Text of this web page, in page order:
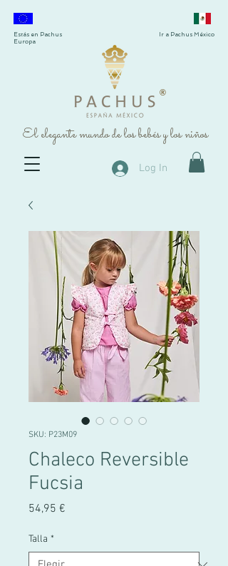
®
El elegante mundo de los bebés y los niños
Estás en Pachus
Europa
Ir a Pachus México
Log In
SKU: P23M09
Chaleco Reversible
Fucsia
54,95 €
Talla *